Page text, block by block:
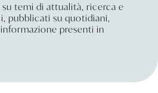
temi di attualità, ricerca e
pubblicati su quotidiani,
presenti in